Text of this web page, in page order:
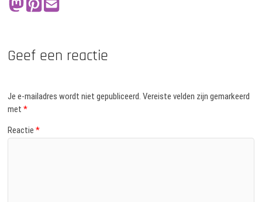
Geef een reactie
Je e-mailadres wordt niet gepubliceerd. Vereiste velden zijn gemarkeerd
met*
Reactie*